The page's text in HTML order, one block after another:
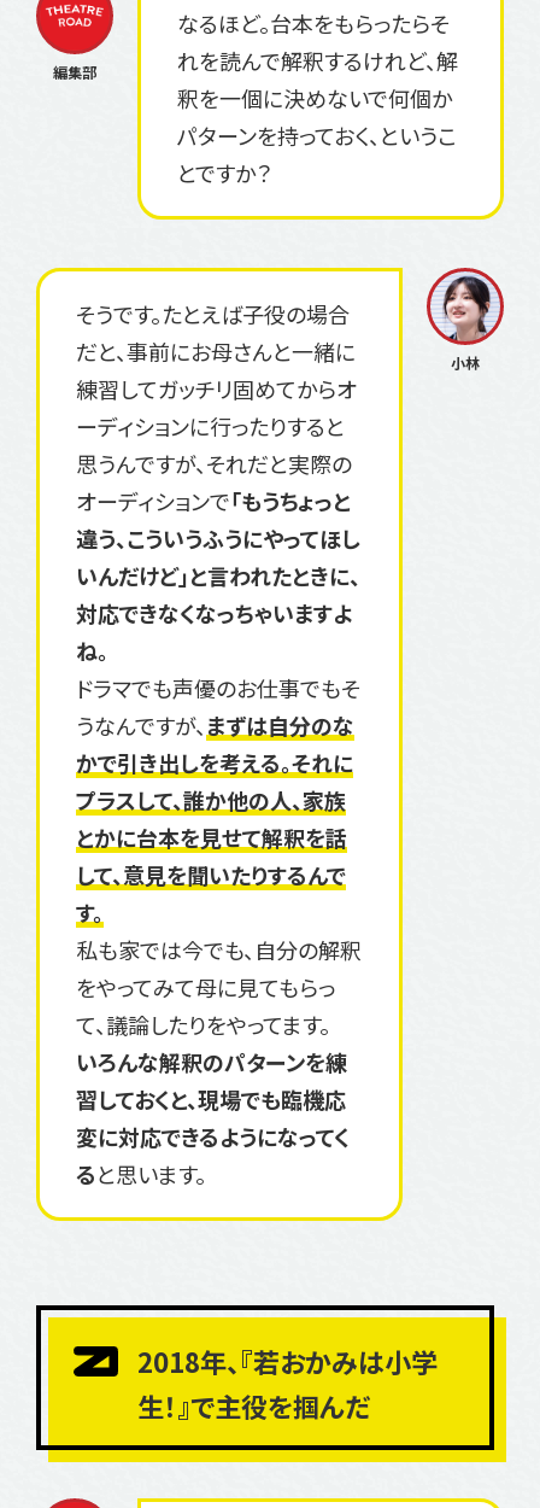
なるほど。台本をもらったらそ
れを読んで解釈するけれど、解
釈を一個に決めないで何個か
パターンを持っておく、というこ
とですか？
そうです。たとえば子役の場合
だと、事前にお母さんと一緒に
練習してガッチリ固めてからオ
ーディションに行ったりすると
思うんですが、それだと実際の
オーディションで「もうちょっと
違う、こういうふうにやってほし
いんだけど」と言われたときに、
対応できなくなっちゃいますよ
ね。
ドラマでも声優のお仕事でもそ
うなんですが、まずは自分のな
かで引き出しを考える。それに
プラスして、誰か他の人、家族
とかに台本を見せて解釈を話
して、意見を聞いたりするんで
す。
私も家では今でも、自分の解釈
をやってみて母に見てもらっ
て、議論したりをやってます。
いろんな解釈のパターンを練
習しておくと、現場でも臨機応
変に対応できるようになってく
ると思います。
2018年、『若おかみは小学
生！』で主役を掴んだ